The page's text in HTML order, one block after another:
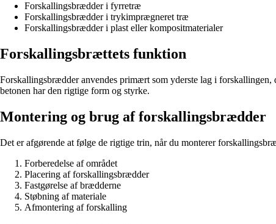
Forskallingsbrædder i fyrretræ
Forskallingsbrædder i trykimprægneret træ
Forskallingsbrædder i plast eller kompositmaterialer
Forskallingsbrættets funktion
Forskallingsbrædder anvendes primært som yderste lag i
betonen har den rigtige form og styrke.
Montering og brug af forskallingsbrædder
Det er afgørende at følge de rigtige trin, når du monterer
Forberedelse af området
Placering af forskallingsbrædder
Fastgørelse af brædderne
Støbning af materiale
Afmontering af forskalling